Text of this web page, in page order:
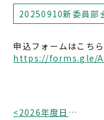
申込フォームはこちら
https://forms.gle/
< 2026年度日本応用地質学会研究発表会の発表申込み開始のお知らせ